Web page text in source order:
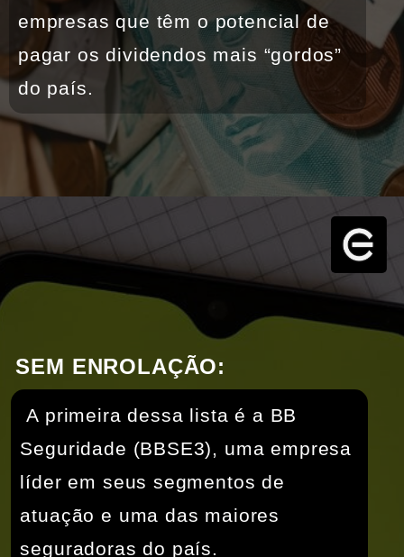
empresas que têm o potencial de
pagar os dividendos mais “gordos”
do país.
A primeira dessa lista é a BB
Seguridade (BBSE3), uma empresa
líder em seus segmentos de
atuação e uma das maiores
seguradoras do país.
SEM ENROLAÇÃO: